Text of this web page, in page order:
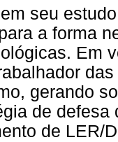
seu
a forma
Em
gerando
de
de LER/